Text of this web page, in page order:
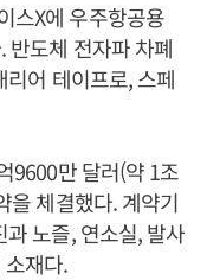
스X에 우주항공용
반도체 전자파 차폐
어 테이프로, 스페
9600만 달러(약 1조
을 체결했다. 계약기
노즐, 연소실, 발사
재다.